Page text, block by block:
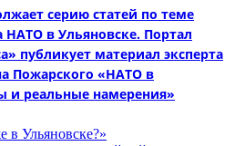
серию статей по теме
НАТО в Ульяновске. Портал
публикует материал эксперта
Пожарского «НАТО в
и реальные намерения»